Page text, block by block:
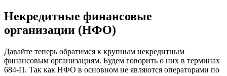
Некредитные финансовые
организации (НФО)
Давайте теперь обратимся к крупным некредитным
финансовым организациям. Будем говорить о них в терминах
684-П. Так как НФО в основном не являются операторами по